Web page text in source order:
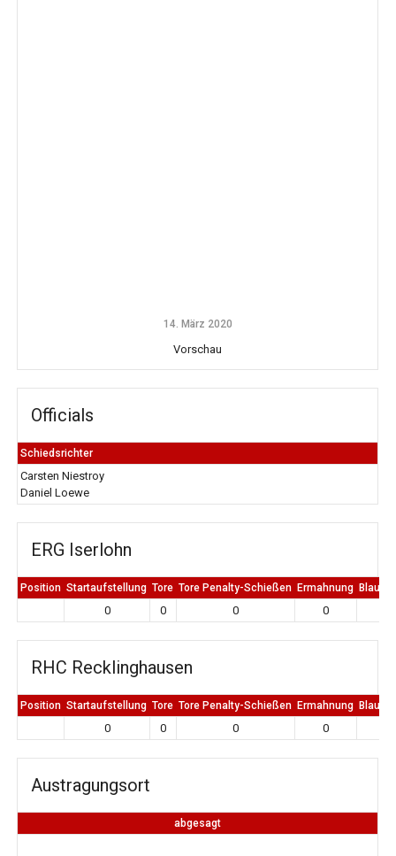
14. März 2020
Vorschau
Officials
Schiedsrichter
Carsten Niestroy
Daniel Loewe
ERG Iserlohn
Position Startaufstellung Tore Tore Penalty-Schießen Ermahnung Blaue
0 0 0 0
RHC Recklinghausen
Position Startaufstellung Tore Tore Penalty-Schießen Ermahnung Blaue
0 0 0 0
Austragungsort
abgesagt